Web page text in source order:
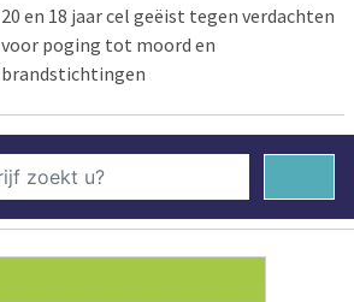
20 en 18 jaar cel geëist tegen verdachten
voor poging tot moord en
brandstichtingen